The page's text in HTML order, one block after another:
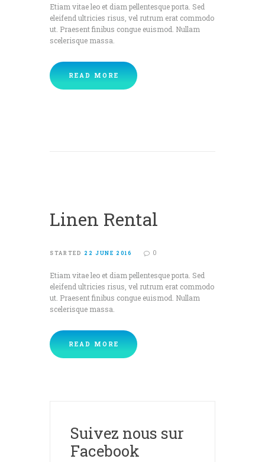
Etiam vitae leo et diam pellentesque porta. Sed
eleifend ultricies risus, vel rutrum erat commodo
ut. Praesent finibus congue euismod. Nullam
scelerisque massa.
READ MORE
Linen Rental
STARTED 22 JUNE 2016 0
Etiam vitae leo et diam pellentesque porta. Sed
eleifend ultricies risus, vel rutrum erat commodo
ut. Praesent finibus congue euismod. Nullam
scelerisque massa.
READ MORE
Suivez nous sur
Facebook